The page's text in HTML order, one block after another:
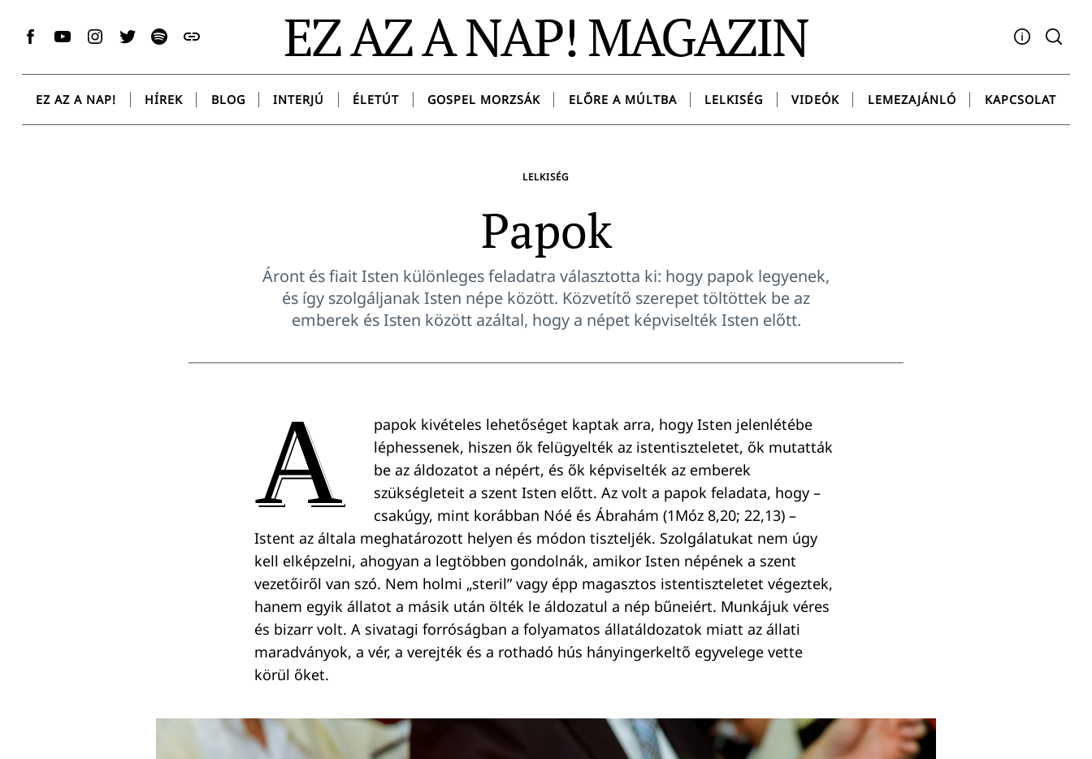
Facebook
YouTubeInstagram
TwitterSpotifyMessenger EZ AZ A NAP! MAGAZIN
Facebook
YouTubeInstagram
TwitterSpotify
EZ AZ A NAP! HÍREK BLOG INTERJÚ ÉLETÚT GOSPEL MORZSÁK ELŐRE A MÚLTBA LELKISÉG VIDEÓK LEMEZAJÁNLÓ KAPCSOLAT
LELKISÉG
Papok
Áront és fiait Isten különleges feladatra választotta ki: hogy papok legyenek,
és így szolgáljanak Isten népe között. Közvetítő szerepet töltöttek be az
emberek és Isten között azáltal, hogy a népet képviselték Isten előtt.
A
papok kivételes lehetőséget kaptak arra, hogy Isten jelenlétébe
léphessenek, hiszen ők felügyelték az istentiszteletet, ők mutatták
be az áldozatot a népért, és ők képviselték az emberek
szükségleteit a szent Isten előtt. Az volt a papok feladata, hogy –
csakúgy, mint korábban Nóé és Ábrahám (1Móz 8,20; 22,13) –
Istent az általa meghatározott helyen és módon tiszteljék. Szolgálatukat nem úgy
kell elképzelni, ahogyan a legtöbben gondolnák, amikor Isten népének a szent
vezetőiről van szó. Nem holmi „steril” vagy épp magasztos istentiszteletet végeztek,
hanem egyik állatot a másik után ölték le áldozatul a nép bűneiért. Munkájuk véres
és bizarr volt. A sivatagi forróságban a folyamatos állatáldozatok miatt az állati
maradványok, a vér, a verejték és a rothadó hús hányingerkeltő egyvelege vette
körül őket.